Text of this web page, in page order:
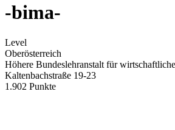
-bima-
Level
Oberösterreich
Höhere Bundeslehranstalt für
Kaltenbachstraße 19-23
1.902 Punkte